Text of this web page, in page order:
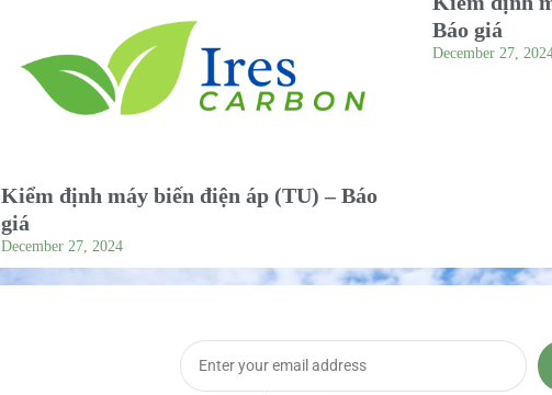
Kiểm định máy biến điện áp (TU) – Báo
giá
December 27, 2024
Báo giá
December 27,